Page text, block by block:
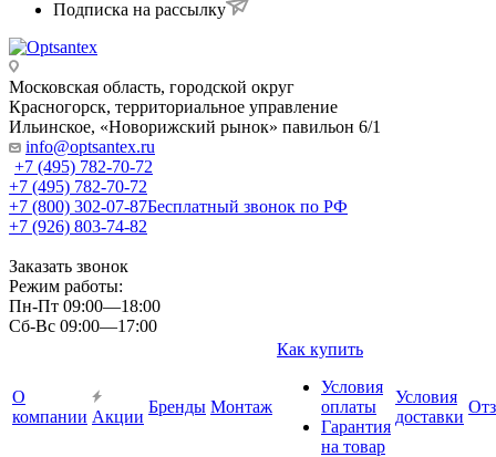
Подписка на рассылку
Московская область, городской округ
Красногорск, территориальное управление
Ильинское, «Новорижский рынок» павильон 6/1
info@optsantex.ru
+7 (495) 782-70-72
+7 (495) 782-70-72
+7 (800) 302-07-87Бесплатный звонок по РФ
+7 (926) 803-74-82
Заказать звонок
Режим работы:
Пн-Пт 09:00—18:00
Сб-Вс 09:00—17:00
О
компании Акции
Бренды Монтаж
Как купить
Условия
оплаты
Гарантия
на товар
Условия
доставки